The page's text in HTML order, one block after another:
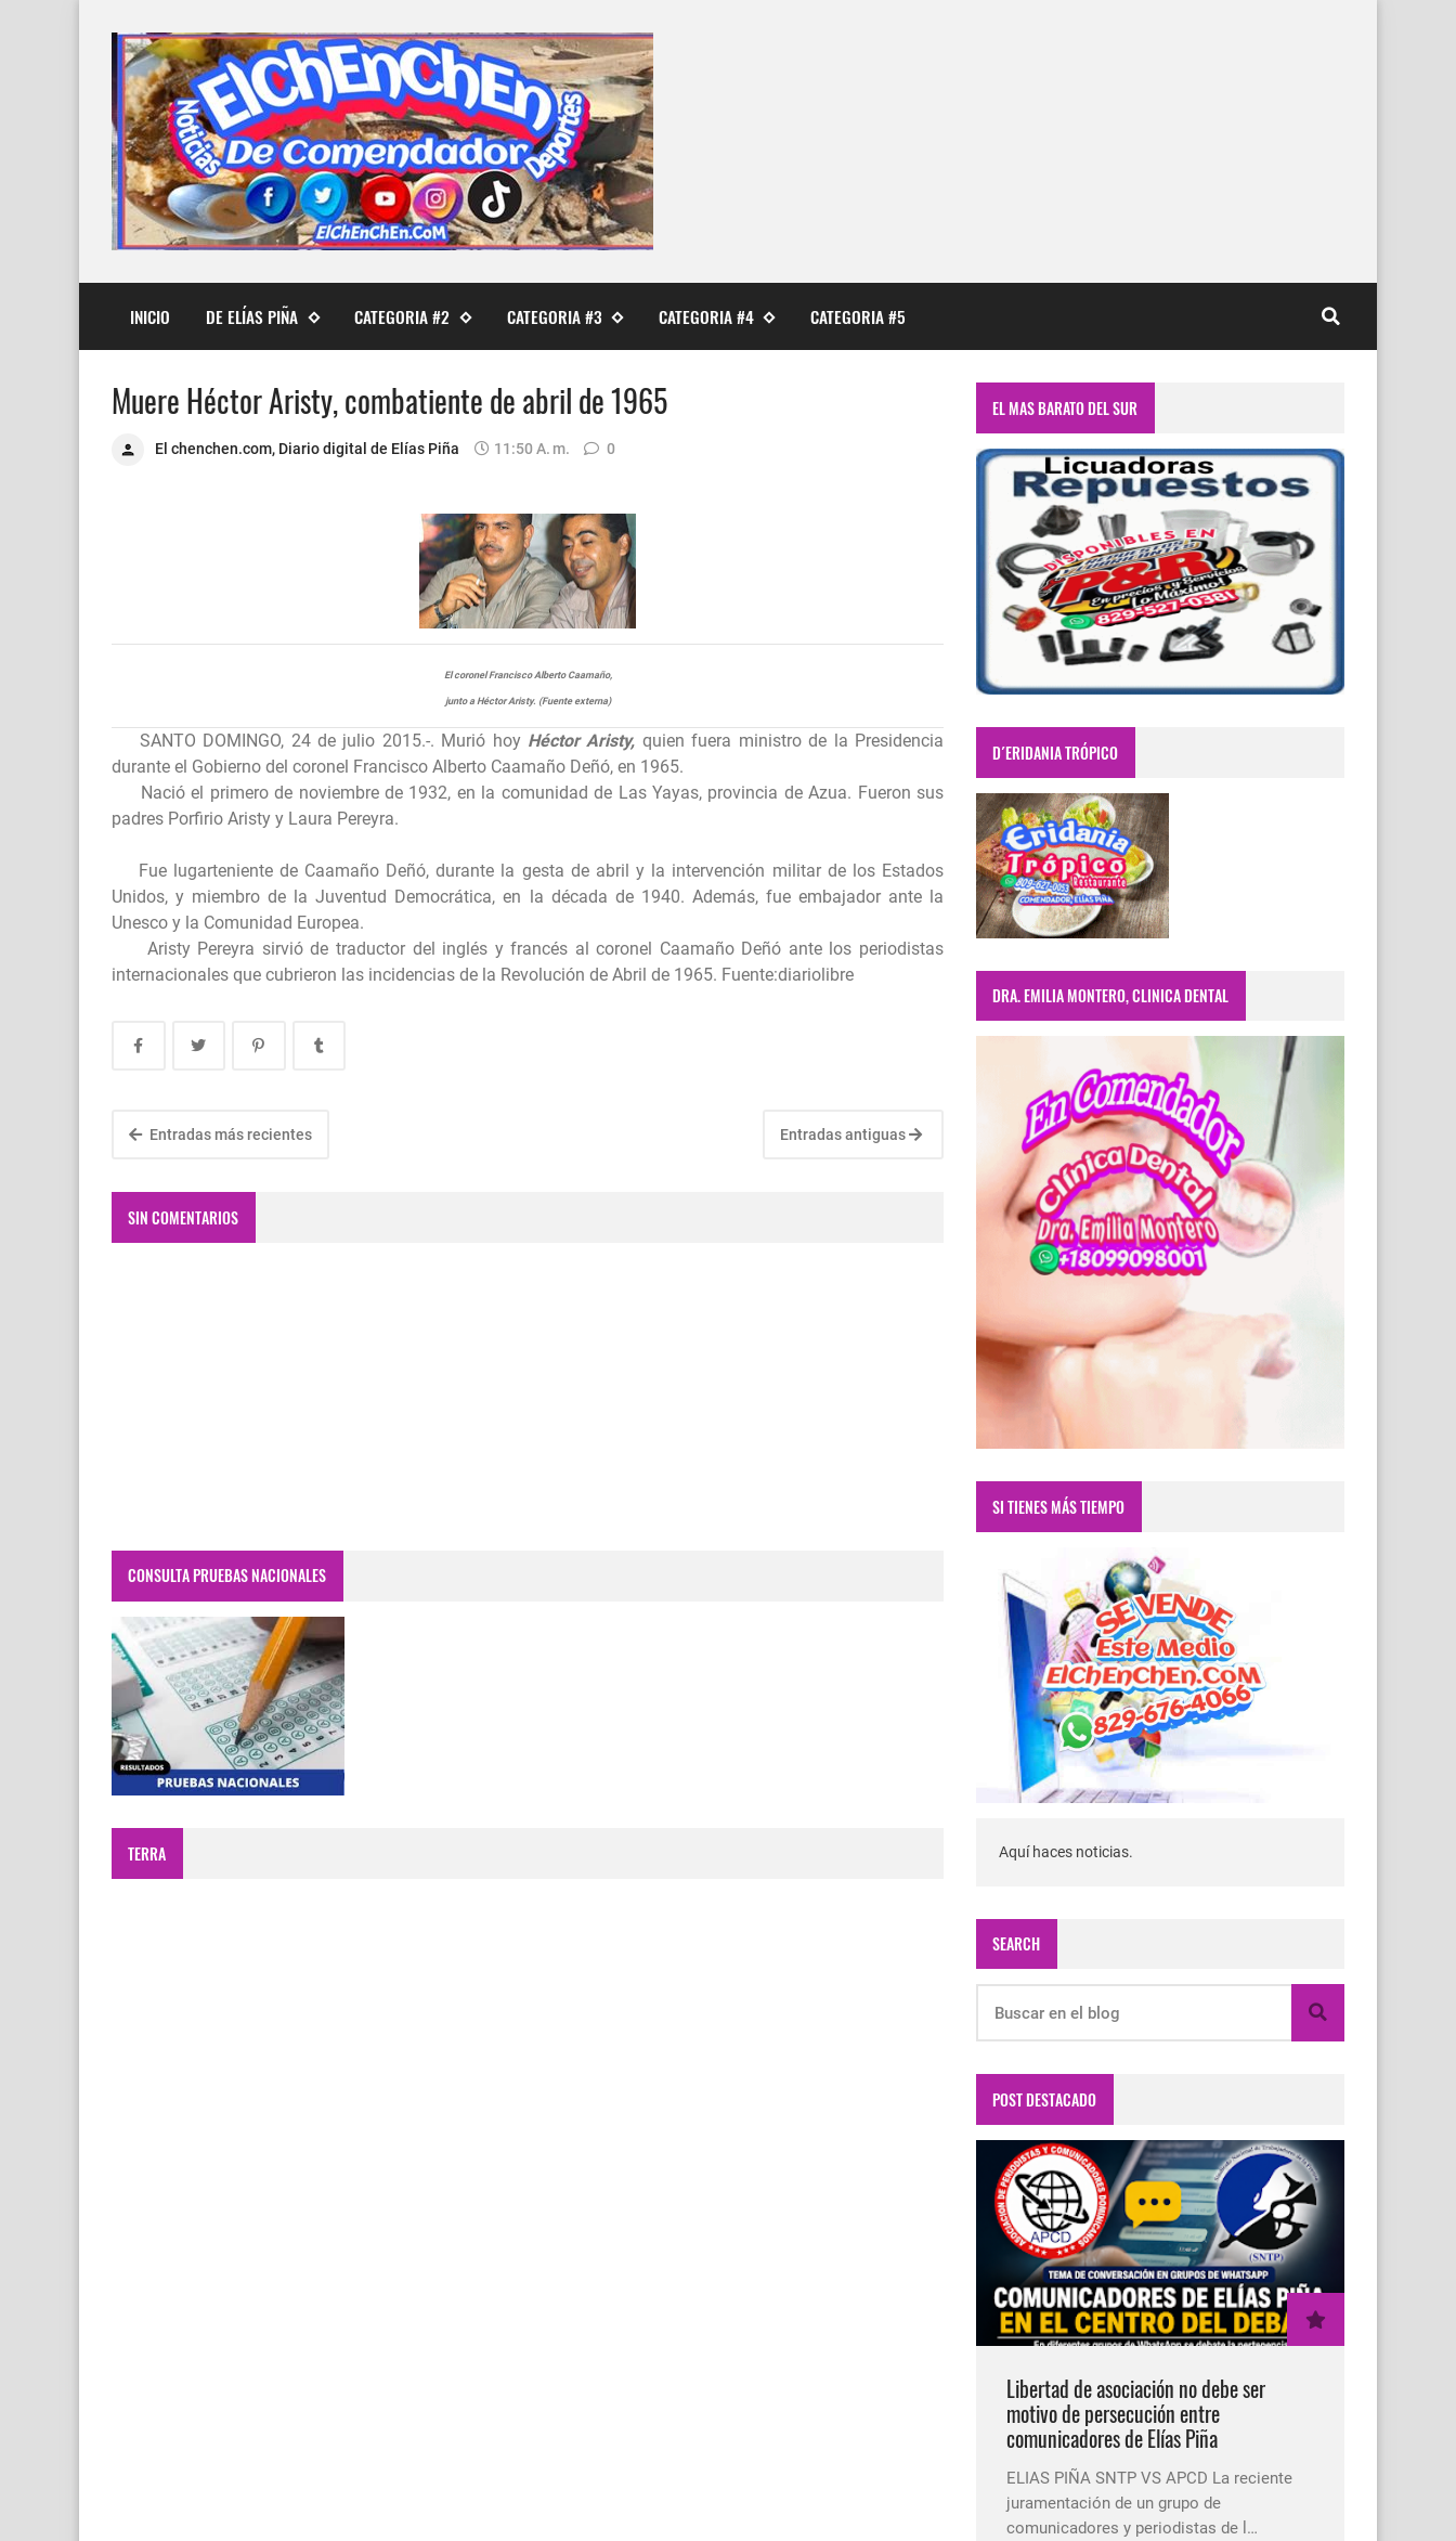
INICIO DE ELÍAS PIÑA CATEGORIA #2 CATEGORIA #3 CATEGORIA #4 CATEGORIA #5
Muere Héctor Aristy, combatiente de abril de 1965
El chenchen.com, Diario digital de Elías Piña 11:50 A. M. 0
El coronel Francisco Alberto Caamaño,
junto a Héctor Aristy. (Fuente externa)
SANTO DOMINGO, 24 de julio 2015.-. Murió hoy Héctor Aristy, quien fuera ministro de la Presidencia
durante el Gobierno del coronel Francisco Alberto Caamaño Deñó, en 1965.
Nació el primero de noviembre de 1932, en la comunidad de Las Yayas, provincia de Azua. Fueron sus
padres Porfirio Aristy y Laura Pereyra.
Fue lugarteniente de Caamaño Deñó, durante la gesta de abril y la intervención militar de los Estados
Unidos, y miembro de la Juventud Democrática, en la década de 1940. Además, fue embajador ante la
Unesco y la Comunidad Europea.
Aristy Pereyra sirvió de traductor del inglés y francés al coronel Caamaño Deñó ante los periodistas
internacionales que cubrieron las incidencias de la Revolución de Abril de 1965. Fuente:diariolibre
Entradas más recientes Entradas antiguas
SIN COMENTARIOS
CONSULTA PRUEBAS NACIONALES
TERRA
EL MAS BARATO DEL SUR
D´ERIDANIA TRÓPICO
DRA. EMILIA MONTERO, CLINICA DENTAL
SI TIENES MÁS TIEMPO
Aquí haces noticias.
SEARCH
POST DESTACADO
Libertad de asociación no debe ser
motivo de persecución entre
comunicadores de Elías Piña
ELIAS PIÑA SNTP VS APCD La reciente
juramentación de un grupo de
comunicadores y periodistas de l…